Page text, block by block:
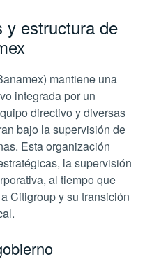
y estructura de
mantiene una
integrada por un
directivo y diversas
bajo la supervisión de
Esta organización
la supervisión
al tiempo que
Citigroup y su transición